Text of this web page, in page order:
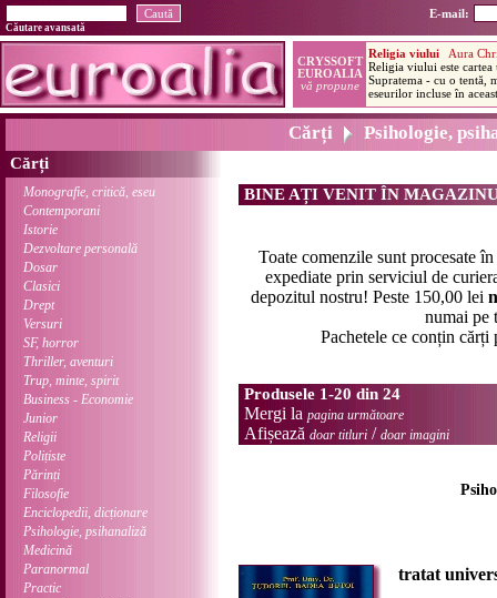
E-mail:
Căutare avansată
Cărți Psihologie,
Cărți
Monografie, critică, eseu
Contemporani
Istorie
Dezvoltare personală
Dosar
Clasici
Drept
Versuri
SF, horror
Thriller, aventuri
Trup, minte, spirit
Business - Economie
Junior
Religii
Polițiste
Părinți
Filosofie
Enciclopedii, dicționare
Psihologie, psihanaliză
Medicină
Paranormal
Practic
BINE AȚI VENIT ÎN
Toate comenzile sunt procesate în
expediate prin serviciul de
depozitul nostru! Peste 150,00 lei
numai pe
Pachetele ce conțin cărți
Produsele 1-20 din 24
Mergi la pagina următoare
Afișează doar titluri / doar imagini
tratat